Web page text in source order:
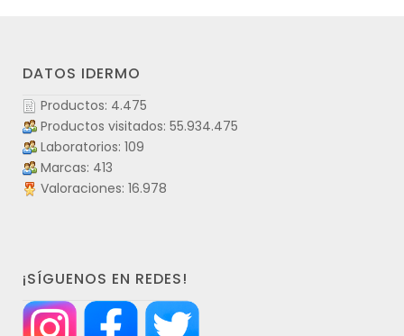
DATOS IDERMO
Productos: 4.475
Productos visitados: 55.934.475
Laboratorios: 109
Marcas: 413
Valoraciones: 16.978
¡SÍGUENOS EN REDES!